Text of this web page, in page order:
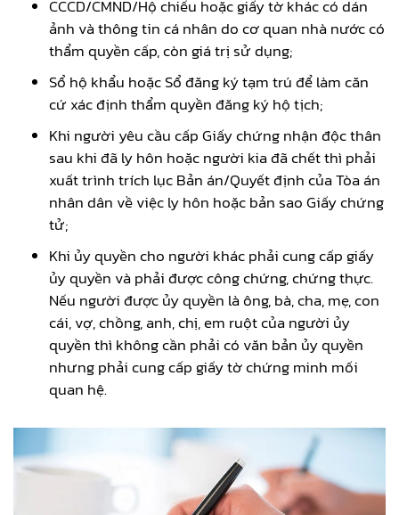
CCCD/CMND/Hộ chiếu hoặc giấy tờ khác có dán
ảnh và thông tin cá nhân do cơ quan nhà nước có
thẩm quyền cấp, còn giá trị sử dụng;
Sổ hộ khẩu hoặc Sổ đăng ký tạm trú để làm căn
cứ xác định thẩm quyền đăng ký hộ tịch;
Khi người yêu cầu cấp Giấy chứng nhận độc thân
sau khi đã ly hôn hoặc người kia đã chết thì phải
xuất trình trích lục Bản án/Quyết định của Tòa án
nhân dân về việc ly hôn hoặc bản sao Giấy chứng
tử;
Khi ủy quyền cho người khác phải cung cấp giấy
ủy quyền và phải được công chứng, chứng thực.
Nếu người được ủy quyền là ông, bà, cha, mẹ, con
cái, vợ, chồng, anh, chị, em ruột của người ủy
quyền thì không cần phải có văn bản ủy quyền
nhưng phải cung cấp giấy tờ chứng minh mối
quan hệ.